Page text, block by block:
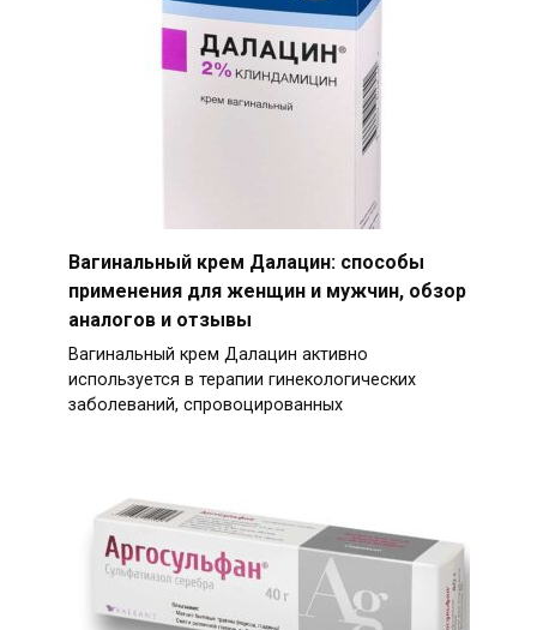
Вагинальный крем Далацин: способы
применения для женщин и мужчин, обзор
аналогов и отзывы
Вагинальный крем Далацин активно
используется в терапии гинекологических
заболеваний, спровоцированных